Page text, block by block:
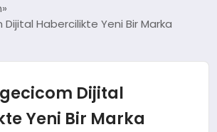
Habercilikte Yeni Bir Marka
Dijital
Yeni Bir Marka